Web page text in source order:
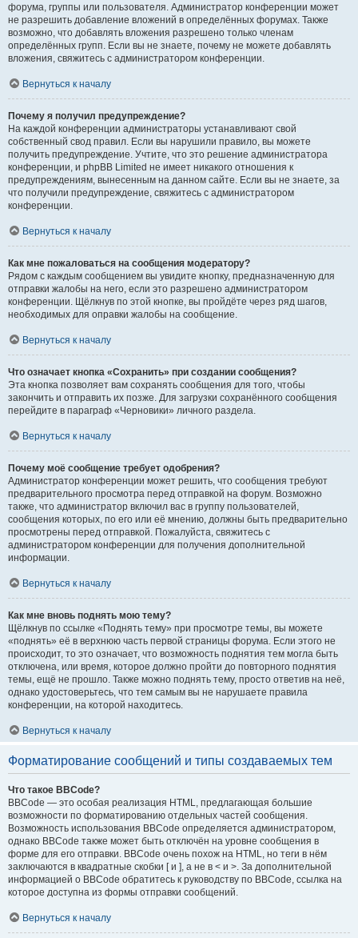
форума, группы или пользователя. Администратор конференции может
не разрешить добавление вложений в определённых форумах. Также
возможно, что добавлять вложения разрешено только членам
определённых групп. Если вы не знаете, почему не можете добавлять
вложения, свяжитесь с администратором конференции.
Вернуться к началу
Почему я получил предупреждение?
На каждой конференции администраторы устанавливают свой
собственный свод правил. Если вы нарушили правило, вы можете
получить предупреждение. Учтите, что это решение администратора
конференции, и phpBB Limited не имеет никакого отношения к
предупреждениям, вынесенным на данном сайте. Если вы не знаете, за
что получили предупреждение, свяжитесь с администратором
конференции.
Вернуться к началу
Как мне пожаловаться на сообщения модератору?
Рядом с каждым сообщением вы увидите кнопку, предназначенную для
отправки жалобы на него, если это разрешено администратором
конференции. Щёлкнув по этой кнопке, вы пройдёте через ряд шагов,
необходимых для оправки жалобы на сообщение.
Вернуться к началу
Что означает кнопка «Сохранить» при создании сообщения?
Эта кнопка позволяет вам сохранять сообщения для того, чтобы
закончить и отправить их позже. Для загрузки сохранённого сообщения
перейдите в параграф «Черновики» личного раздела.
Вернуться к началу
Почему моё сообщение требует одобрения?
Администратор конференции может решить, что сообщения требуют
предварительного просмотра перед отправкой на форум. Возможно
также, что администратор включил вас в группу пользователей,
сообщения которых, по его или её мнению, должны быть предварительно
просмотрены перед отправкой. Пожалуйста, свяжитесь с
администратором конференции для получения дополнительной
информации.
Вернуться к началу
Как мне вновь поднять мою тему?
Щёлкнув по ссылке «Поднять тему» при просмотре темы, вы можете
«поднять» её в верхнюю часть первой страницы форума. Если этого не
происходит, то это означает, что возможность поднятия тем могла быть
отключена, или время, которое должно пройти до повторного поднятия
темы, ещё не прошло. Также можно поднять тему, просто ответив на неё,
однако удостоверьтесь, что тем самым вы не нарушаете правила
конференции, на которой находитесь.
Вернуться к началу
Форматирование сообщений и типы создаваемых тем
Что такое BBCode?
BBCode — это особая реализация HTML, предлагающая большие
возможности по форматированию отдельных частей сообщения.
Возможность использования BBCode определяется администратором,
однако BBCode также может быть отключён на уровне сообщения в
форме для его отправки. BBCode очень похож на HTML, но теги в нём
заключаются в квадратные скобки [ и ], а не в < и >. За дополнительной
информацией о BBCode обратитесь к руководству по BBCode, ссылка на
которое доступна из формы отправки сообщений.
Вернуться к началу